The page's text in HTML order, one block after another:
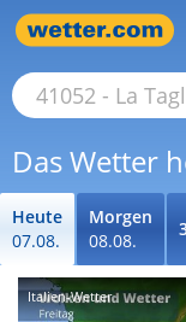
Das Wetter
Heute
07.08.
Morgen
08.08.
Italien-Wetter